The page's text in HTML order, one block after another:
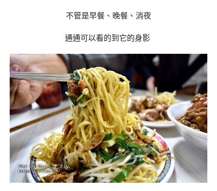
不管是早餐、晚餐、消夜
通通可以看的到它的身影